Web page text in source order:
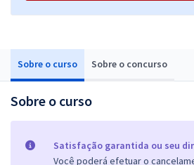
Sobre o curso Sobre o concurso
Sobre o curso
Satisfação garantida ou seu
Você poderá efetuar o